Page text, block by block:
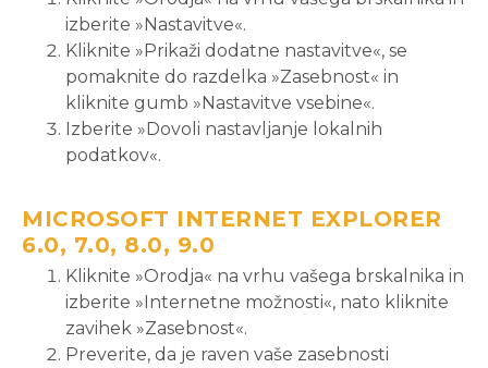
izberite »Nastavitve«.
Kliknite »Prikaži dodatne nastavitve«, se
pomaknite do razdelka »Zasebnost« in
kliknite gumb »Nastavitve vsebine«.
Izberite »Dovoli nastavljanje lokalnih
podatkov«.
MICROSOFT INTERNET EXPLORER
6.0, 7.0, 8.0, 9.0
Kliknite »Orodja« na vrhu vašega brskalnika in
izberite »Internetne možnosti«, nato kliknite
zavihek »Zasebnost«.
Preverite, da je raven vaše zasebnosti